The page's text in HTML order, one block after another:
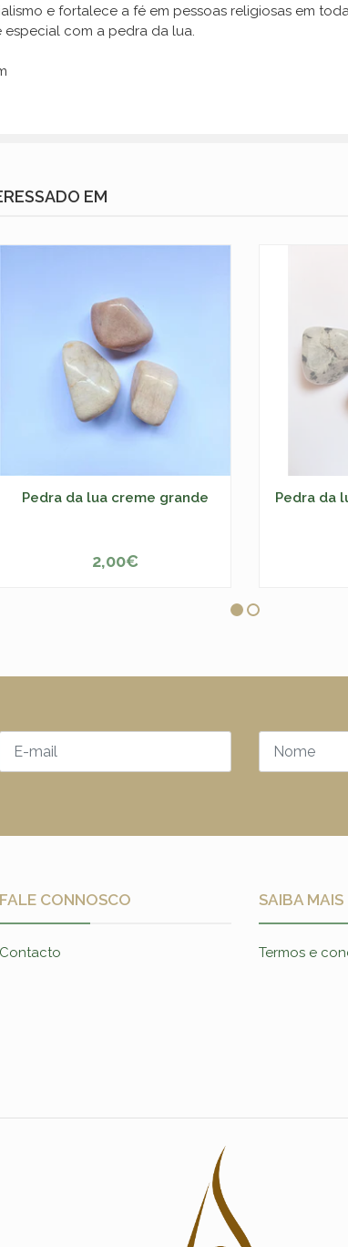
e fortalece a fé em pessoas religiosas em
com a pedra da lua.
EM
Pedra da lua creme grande
+
2,00€
Pedra da
FALE CONNOSCO
Contacto
SAIBA MAIS
Termos e